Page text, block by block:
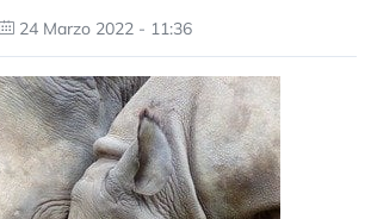
24 Marzo 2022 - 11:36